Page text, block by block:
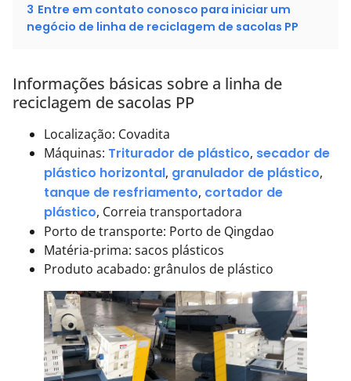
3 Entre em contato conosco para iniciar um
negócio de linha de reciclagem de sacolas PP
Informações básicas sobre a linha de
reciclagem de sacolas PP
Localização: Covadita
Máquinas: Triturador de plástico, secador de
plástico horizontal, granulador de plástico,
tanque de resfriamento, cortador de
plástico, Correia transportadora
Porto de transporte: Porto de Qingdao
Matéria-prima: sacos plásticos
Produto acabado: grânulos de plástico